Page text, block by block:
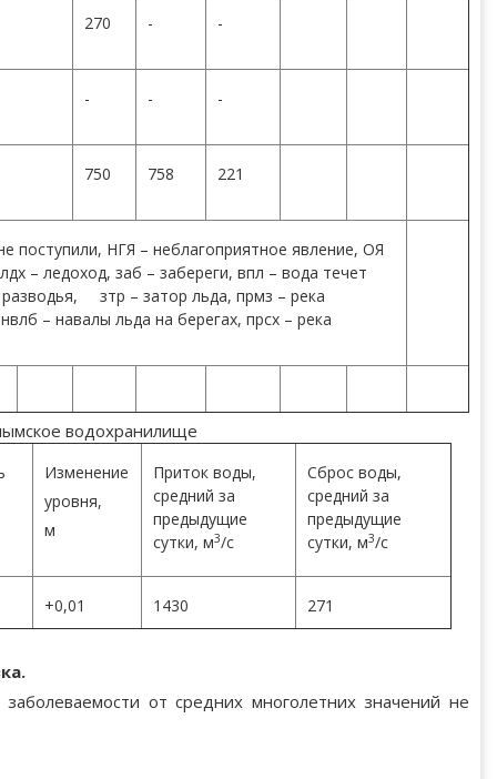
270 - -
- - -
750 758 221
поступили, НГЯ – неблагоприятное явление, ОЯ
– ледоход, заб – забереги, впл – вода течет
зтр – затор льда, прмз – река
– навалы льда на берегах, прсх – река
водохранилище
Изменение
уровня,
м
Приток воды,
средний за
предыдущие
сутки, м3/с
Сброс воды,
средний за
предыдущие
сутки, м3/с
+0,01 1430 271
от средних многолетних значений не